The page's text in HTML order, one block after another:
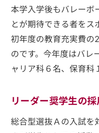
本学入学後もバレーボ
とが期待できる者をス
初年度の教育充実費の
のです。今年度はバレ
ャリア科６名、保育科
リーダー奨学生の採
総合型選抜Ａの入試を